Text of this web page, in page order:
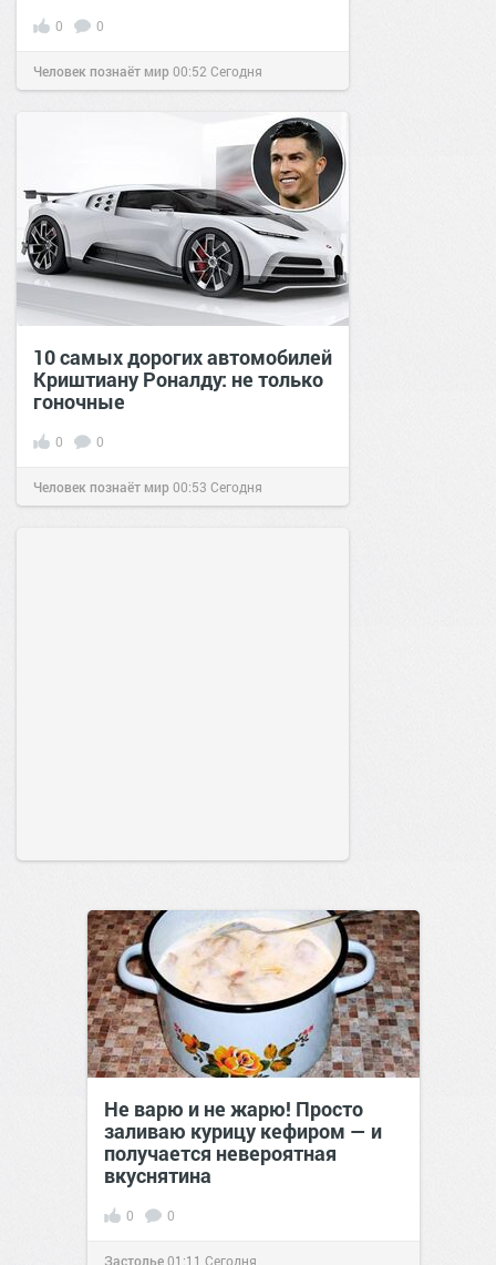
0 0
Человек познаёт мир00:52 Сегодня
10 самых дорогих автомобилей
Криштиану Роналду: не только
гоночные
0 0
Человек познаёт мир00:53 Сегодня
Не варю и не жарю! Просто
заливаю курицу кефиром — и
получается невероятная
вкуснятина
0 0
Застолье01:11 Сегодня